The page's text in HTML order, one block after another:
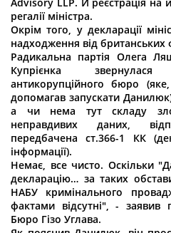
регалії міністра.
Окрім того, у декларації
надходження від
Радикальна партія Олега
Купрієнка
антикорупційного бюро
допомагав запускати
а чи нема тут складу
неправдивих даних,
передбачена ст.366-1 КК
інформації).
Немає, все чисто. Оскільки
декларацію… за таких
НАБУ кримінального
фактами відсутні", - заявив
Бюро Гізо Углава.